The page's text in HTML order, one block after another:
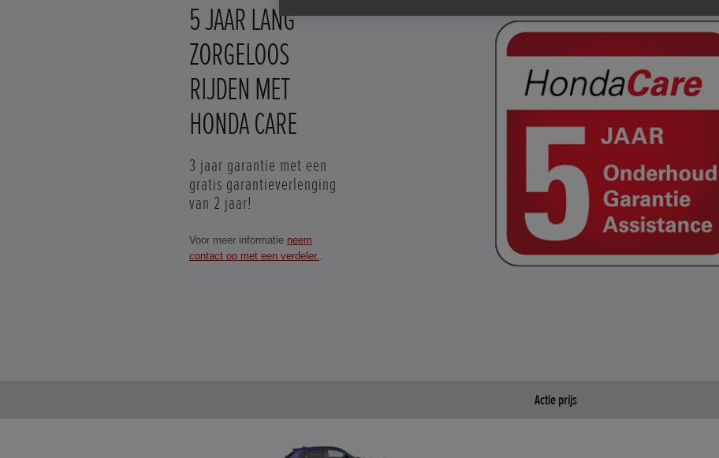
5 JAAR LANG
ZORGELOOS
RIJDEN MET
HONDA CARE
3 jaar garantie met een
gratis garantieverlenging
van 2 jaar!
Voor meer informatie neem
contact op met een verdeler..
Actie prijs